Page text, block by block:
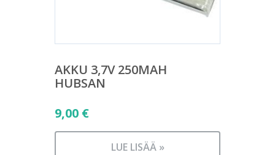
AKKU 3,7V 250MAH
HUBSAN
9,00 €
LUE LISÄÄ »